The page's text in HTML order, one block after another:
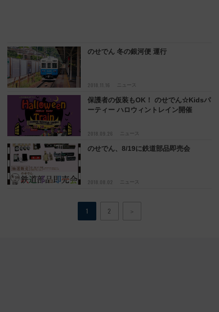
2018.11.16 ニュース
のせでん 冬の銀河便 運行
2018.09.26 ニュース
保護者の仮装もOK！ のせでん☆Kidsパ
ーティー ハロウィントレイン開催
2018.08.02 ニュース
のせでん、8/19に鉄道部品即売会
1 2 ＞